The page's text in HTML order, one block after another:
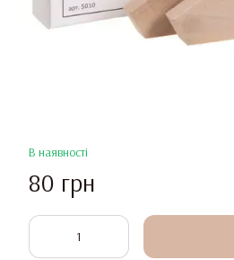
В наявності
80 грн